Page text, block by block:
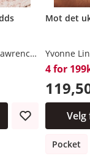
Maisey
Mot det
Yvonne
4 for
Pocket